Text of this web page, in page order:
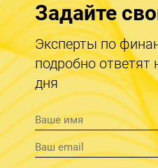
Задайте
Эксперты по
подробно ответят
дня